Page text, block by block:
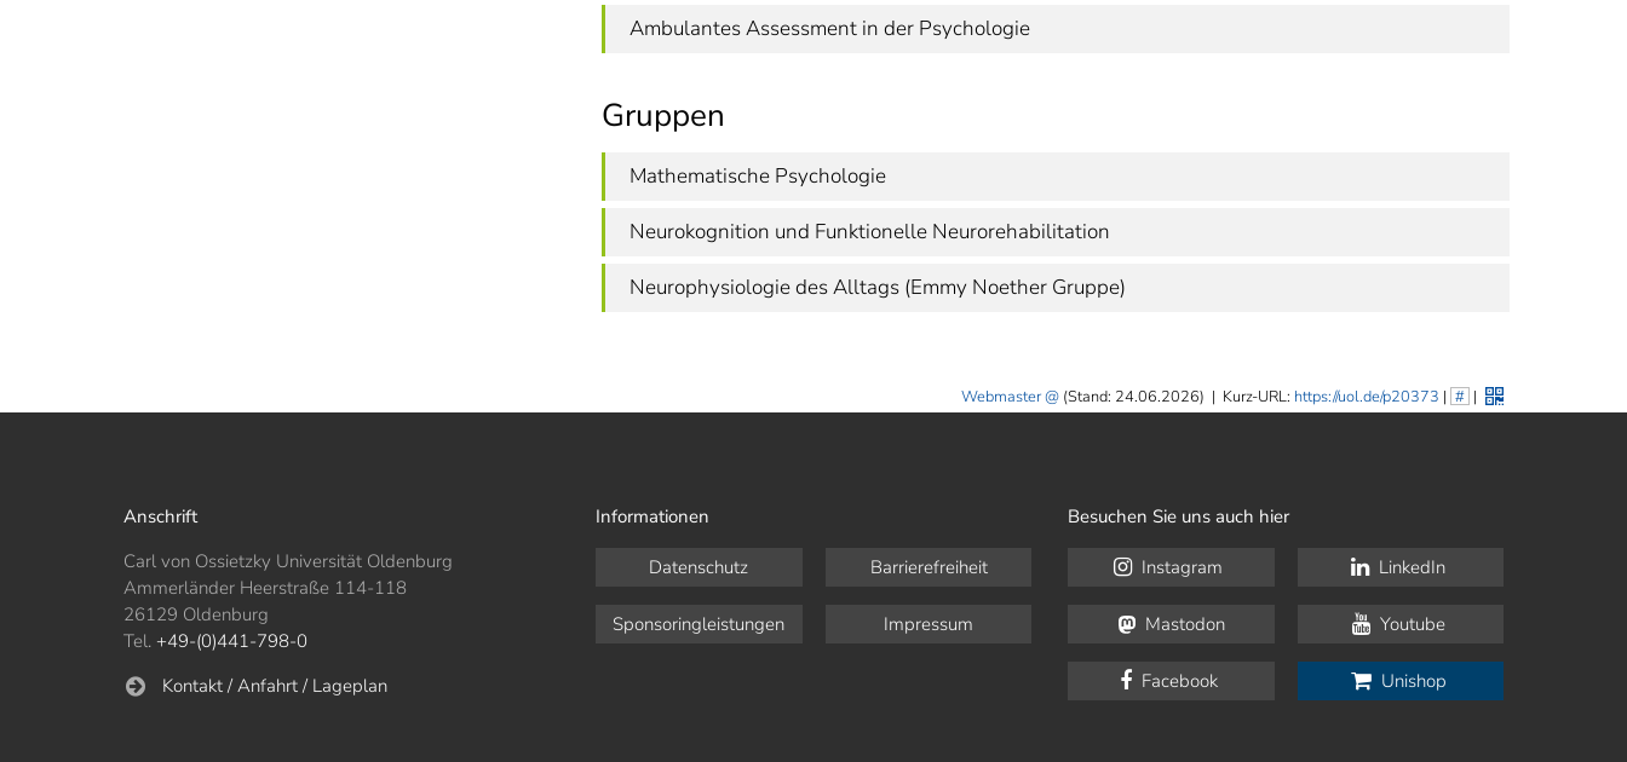
Ambulantes Assessment in der Psychologie
Gruppen
Mathematische Psychologie
Neurokognition und Funktionelle Neurorehabilitation
Neurophysiologie des Alltags (Emmy Noether Gruppe)
Webmaster (Stand: 24.06.2026) | Kurz-URL: https://uol.de/p20373 | # |
Anschrift
Carl von Ossietzky Universität Oldenburg
Ammerländer Heerstraße 114-118
26129 Oldenburg
Tel. +49-(0)441-798-0
Kontakt / Anfahrt / Lageplan
Informationen
Datenschutz Barrierefreiheit
Sponsoringleistungen Impressum
Besuchen Sie uns auch hier
Instagram LinkedIn
Mastodon Youtube
Facebook Unishop